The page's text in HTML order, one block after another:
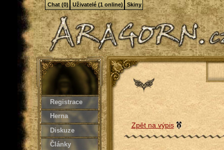
Registrace
Herna
Diskuze
Články
Zpět na výpis
Chat (0) Uživatelé (1 online) Skiny